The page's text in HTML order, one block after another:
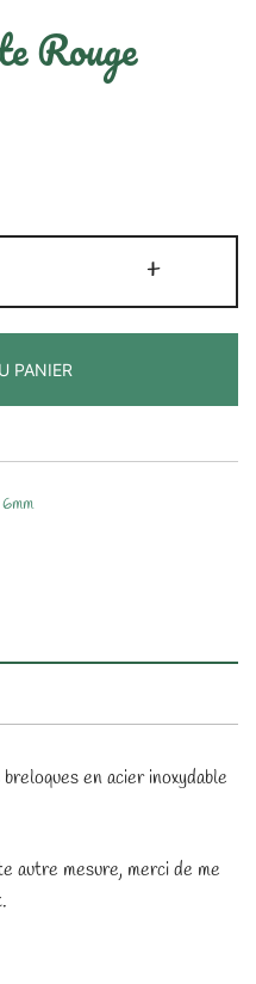
Rouge
+
PANIER
en acier inoxydable
autre mesure, merci de me